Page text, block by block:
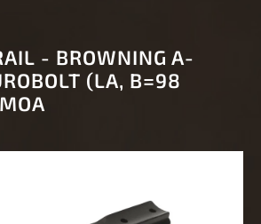
- BROWNING A-
(LA, B=98